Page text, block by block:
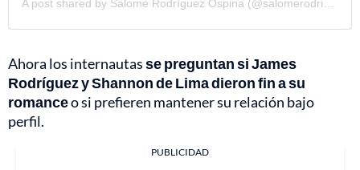
Ahora los internautasse preguntan si James
Rodríguez y Shannon de Lima dieron fin a su
romanceo si prefieren mantener su relación bajo
perfil.
PUBLICIDAD